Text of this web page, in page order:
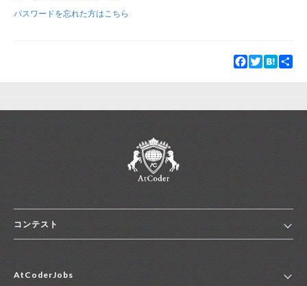
新規登録
パスワードを忘れた方はこちら
Facebook
TwitterHatena
コンテスト
コンテスト一覧
AtCoderJobs